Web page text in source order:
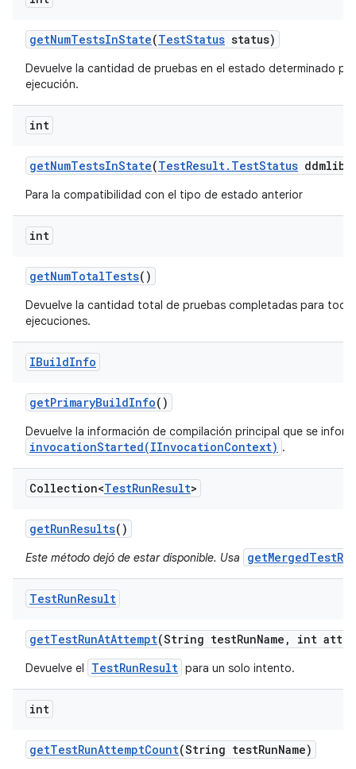
getNumTestsInState(TestStatus status)
Devuelve la cantidad de pruebas en el estado determinado
ejecución.
int
getNumTestsInState(TestResult. TestStatus ddmlib
Para la compatibilidad con el tipo de estado anterior
int
getNumTotalTests()
Devuelve la cantidad total de pruebas completadas para
ejecuciones.
IBuildInfo
getPrimaryBuildInfo()
Devuelve la información de compilación principal que se
invocationStarted(IInvocationContext) .
Collection<TestRunResult>
getRunResults()
Este método dejó de estar disponible. Usa
TestRunResult
getTestRunAtAttempt(String testRunName , int
Devuelve el TestRunResult para un solo intento.
int
getTestRunAttemptCount(String testRunName)